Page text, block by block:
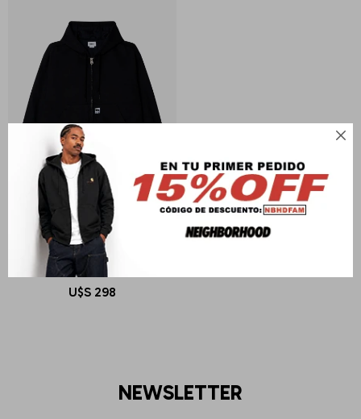

OBEY
OBEY GLEN ZIP UP JACKET
U$S 298
NEWSLETTER